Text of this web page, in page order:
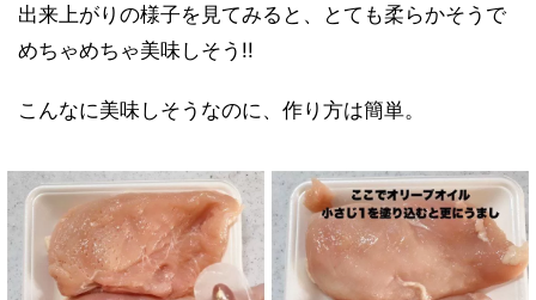
出来上がりの様子を見てみると、とても柔らかそうで
めちゃめちゃ美味しそう!!
こんなに美味しそうなのに、作り方は簡単。